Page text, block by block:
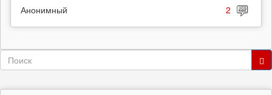
Анонимный 2
Форма